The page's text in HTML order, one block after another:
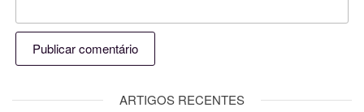
ARTIGOS RECENTES